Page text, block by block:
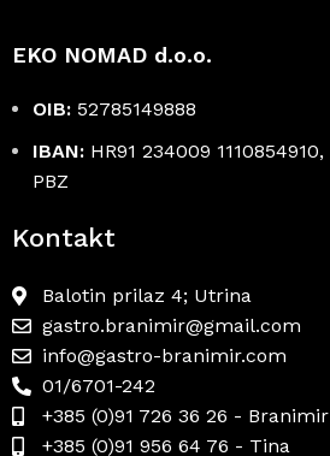
EKO NOMAD d.o.o.
OIB: 52785149888
IBAN: HR91 234009 1110854910,
PBZ
Kontakt
Balotin prilaz 4; Utrina
gastro.branimir@gmail.com
info@gastro-branimir.com
01/6701-242
+385 (0)91 726 36 26 - Branimir
+385 (0)91 956 64 76 - Tina